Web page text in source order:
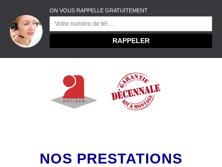
ON VOUS RAPPELLE GRATUITEMENT
NOS PRESTATIONS